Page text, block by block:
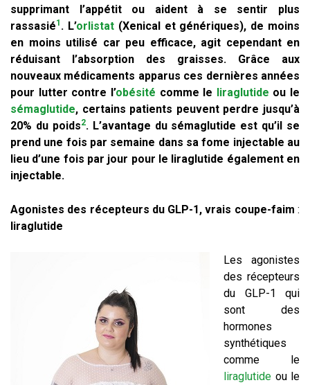
supprimant l’appétit ou aident à se sentir plus
rassasié1 . L’orlistat(Xenical et génériques), de moins
en moins utilisé car peu efficace, agit cependant en
réduisant l’absorption des graisses. Grâce aux
nouveaux médicaments apparus ces dernières années
pour lutter contre l’obésité comme le liraglutide ou le
sémaglutide, certains patients peuvent perdre jusqu’à
20% du poids2. L’avantage du sémaglutide est qu’il se
prend une fois par semaine dans sa fome injectable au
lieu d’une fois par jour pour le liraglutide également en
injectable.
Agonistes des récepteurs du GLP-1, vrais coupe-faim :
liraglutide
Les agonistes
des récepteurs
du GLP-1 qui
sont des
hormones
synthétiques
comme le
liraglutide ou le